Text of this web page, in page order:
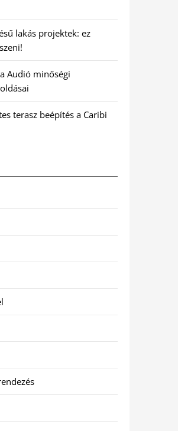
lakás projektek: ez
Audió minőségi
terasz beépítés a Caribi